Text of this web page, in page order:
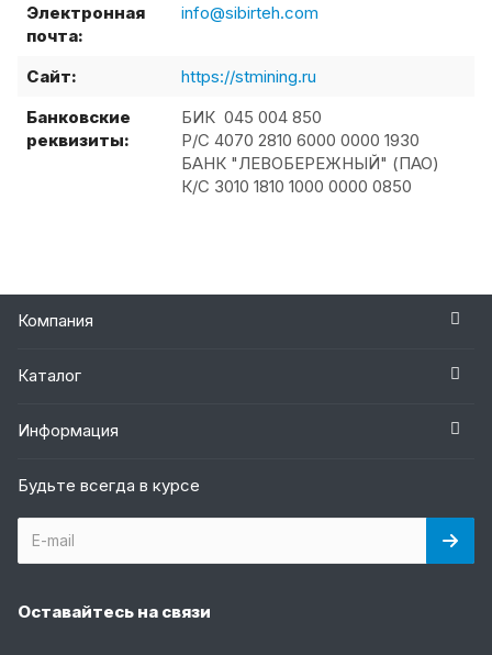
Электронная
почта:
info@sibirteh.com
Сайт:
https://stmining.ru
Банковские
реквизиты:
БИК 045 004 850
Р/C 4070 2810 6000 0000 1930
БАНК "ЛЕВОБЕРЕЖНЫЙ" (ПАО)
К/C 3010 1810 1000 0000 0850
Компания
Каталог
Информация
Будьте всегда в курсе
Оставайтесь на связи